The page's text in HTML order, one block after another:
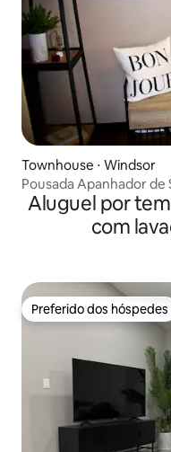
Townhouse ⋅ Windsor
Pousada Apanhador de
Aluguel por
com
Preferido dos hóspedes
Preferido dos hóspedes